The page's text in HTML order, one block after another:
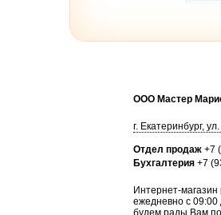
ООО Мастер
г. Екатеринбург,
Отдел продаж +7
Бухгалтерия +7
Интернет-
ежедневно с 09:00
будем рады Вам